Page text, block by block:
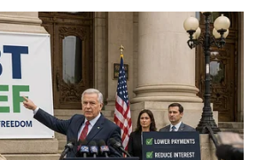
Xe máy
Tư vấn